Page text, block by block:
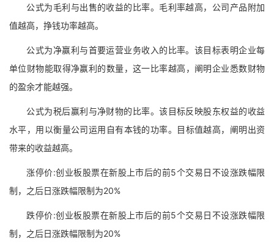
公式为毛利与出售的收益的比率。毛利率越高，公司产品附加
值越高，挣钱功率越高。
公式为净赢利与首要运营业务收入的比率。该目标表明企业每
单位财物能取得净赢利的数量，这一比率越高，阐明企业悉数财物
的盈余才能越强。
公式为税后赢利与净财物的比率。该目标反映股东权益的收益
水平，用以衡量公司运用自有本钱的功率。目标值越高，阐明出资
带来的收益越高。
涨停价:创业板股票在新股上市后的前5个交易日不设涨跌幅限
制，之后日涨跌幅限制为20%
跌停价:创业板股票在新股上市后的前5个交易日不设涨跌幅限
制，之后日涨跌幅限制为20%